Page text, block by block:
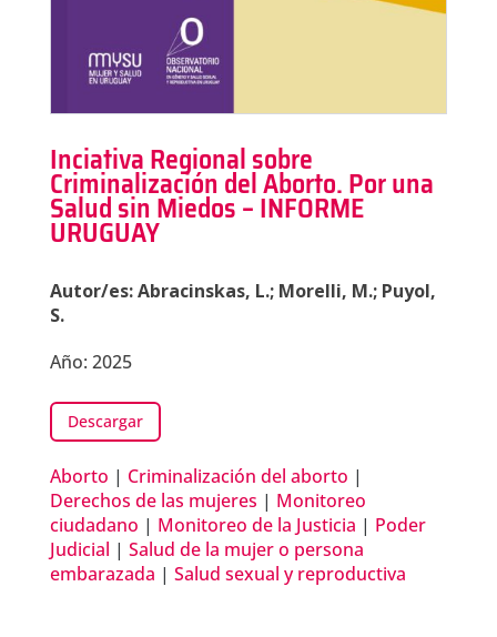
Inciativa Regional sobre
Criminalización del Aborto. Por una
Salud sin Miedos – INFORME
URUGUAY
Autor/es: Abracinskas, L.; Morelli, M.; Puyol,
S.
Año: 2025
Descargar
Aborto | Criminalización del aborto |
Derechos de las mujeres | Monitoreo
ciudadano | Monitoreo de la Justicia | Poder
Judicial | Salud de la mujer o persona
embarazada | Salud sexual y reproductiva